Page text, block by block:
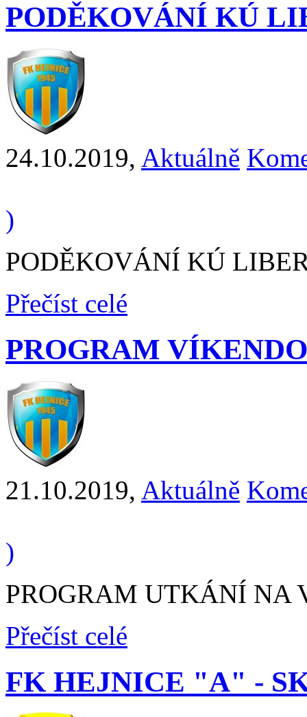
PODĚKOVÁNÍ KÚ
24.10.2019, Aktuálně
)
PODĚKOVÁNÍ KÚ
Přečíst celé
PROGRAM
21.10.2019, Aktuálně
)
PROGRAM UTKÁNÍ NA
Přečíst celé
FK HEJNICE "A" -